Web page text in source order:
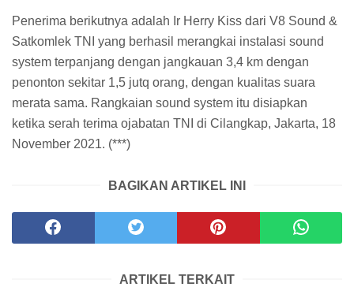
Penerima berikutnya adalah Ir Herry Kiss dari V8 Sound &
Satkomlek TNI yang berhasil merangkai instalasi sound
system terpanjang dengan jangkauan 3,4 km dengan
penonton sekitar 1,5 jutq orang, dengan kualitas suara
merata sama. Rangkaian sound system itu disiapkan
ketika serah terima ojabatan TNI di Cilangkap, Jakarta, 18
November 2021. (***)
BAGIKAN ARTIKEL INI
ARTIKEL TERKAIT